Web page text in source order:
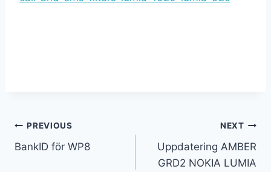
PREVIOUS
BankID för WP8
NEXT
Uppdatering AMBER
GRD2 NOKIA LUMIA